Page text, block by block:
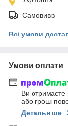
Самовивіз
Всі умови
Умови оплати
Ви отримаєте
або гроші
Детальніше